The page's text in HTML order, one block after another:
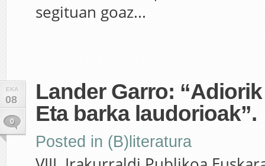
segituan goaz...
EKA
08
0
Lander Garro:
Eta barka laudorioak”.
Posted in (B)literatura